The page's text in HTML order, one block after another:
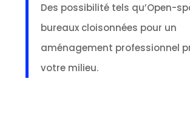
Des possibilité tels qu’Open-
bureaux cloisonnées pour un
aménagement professionnel
votre milieu.